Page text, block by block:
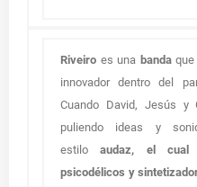
Riveiro es una bandaque
innovador dentro del
Cuando David, Jesús y
puliendo ideas y
estiloaudaz, el cual
psicodélicos y